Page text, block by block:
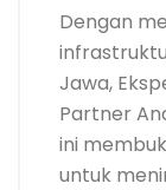
Dengan
Jawa,
Partner
ini
untuk